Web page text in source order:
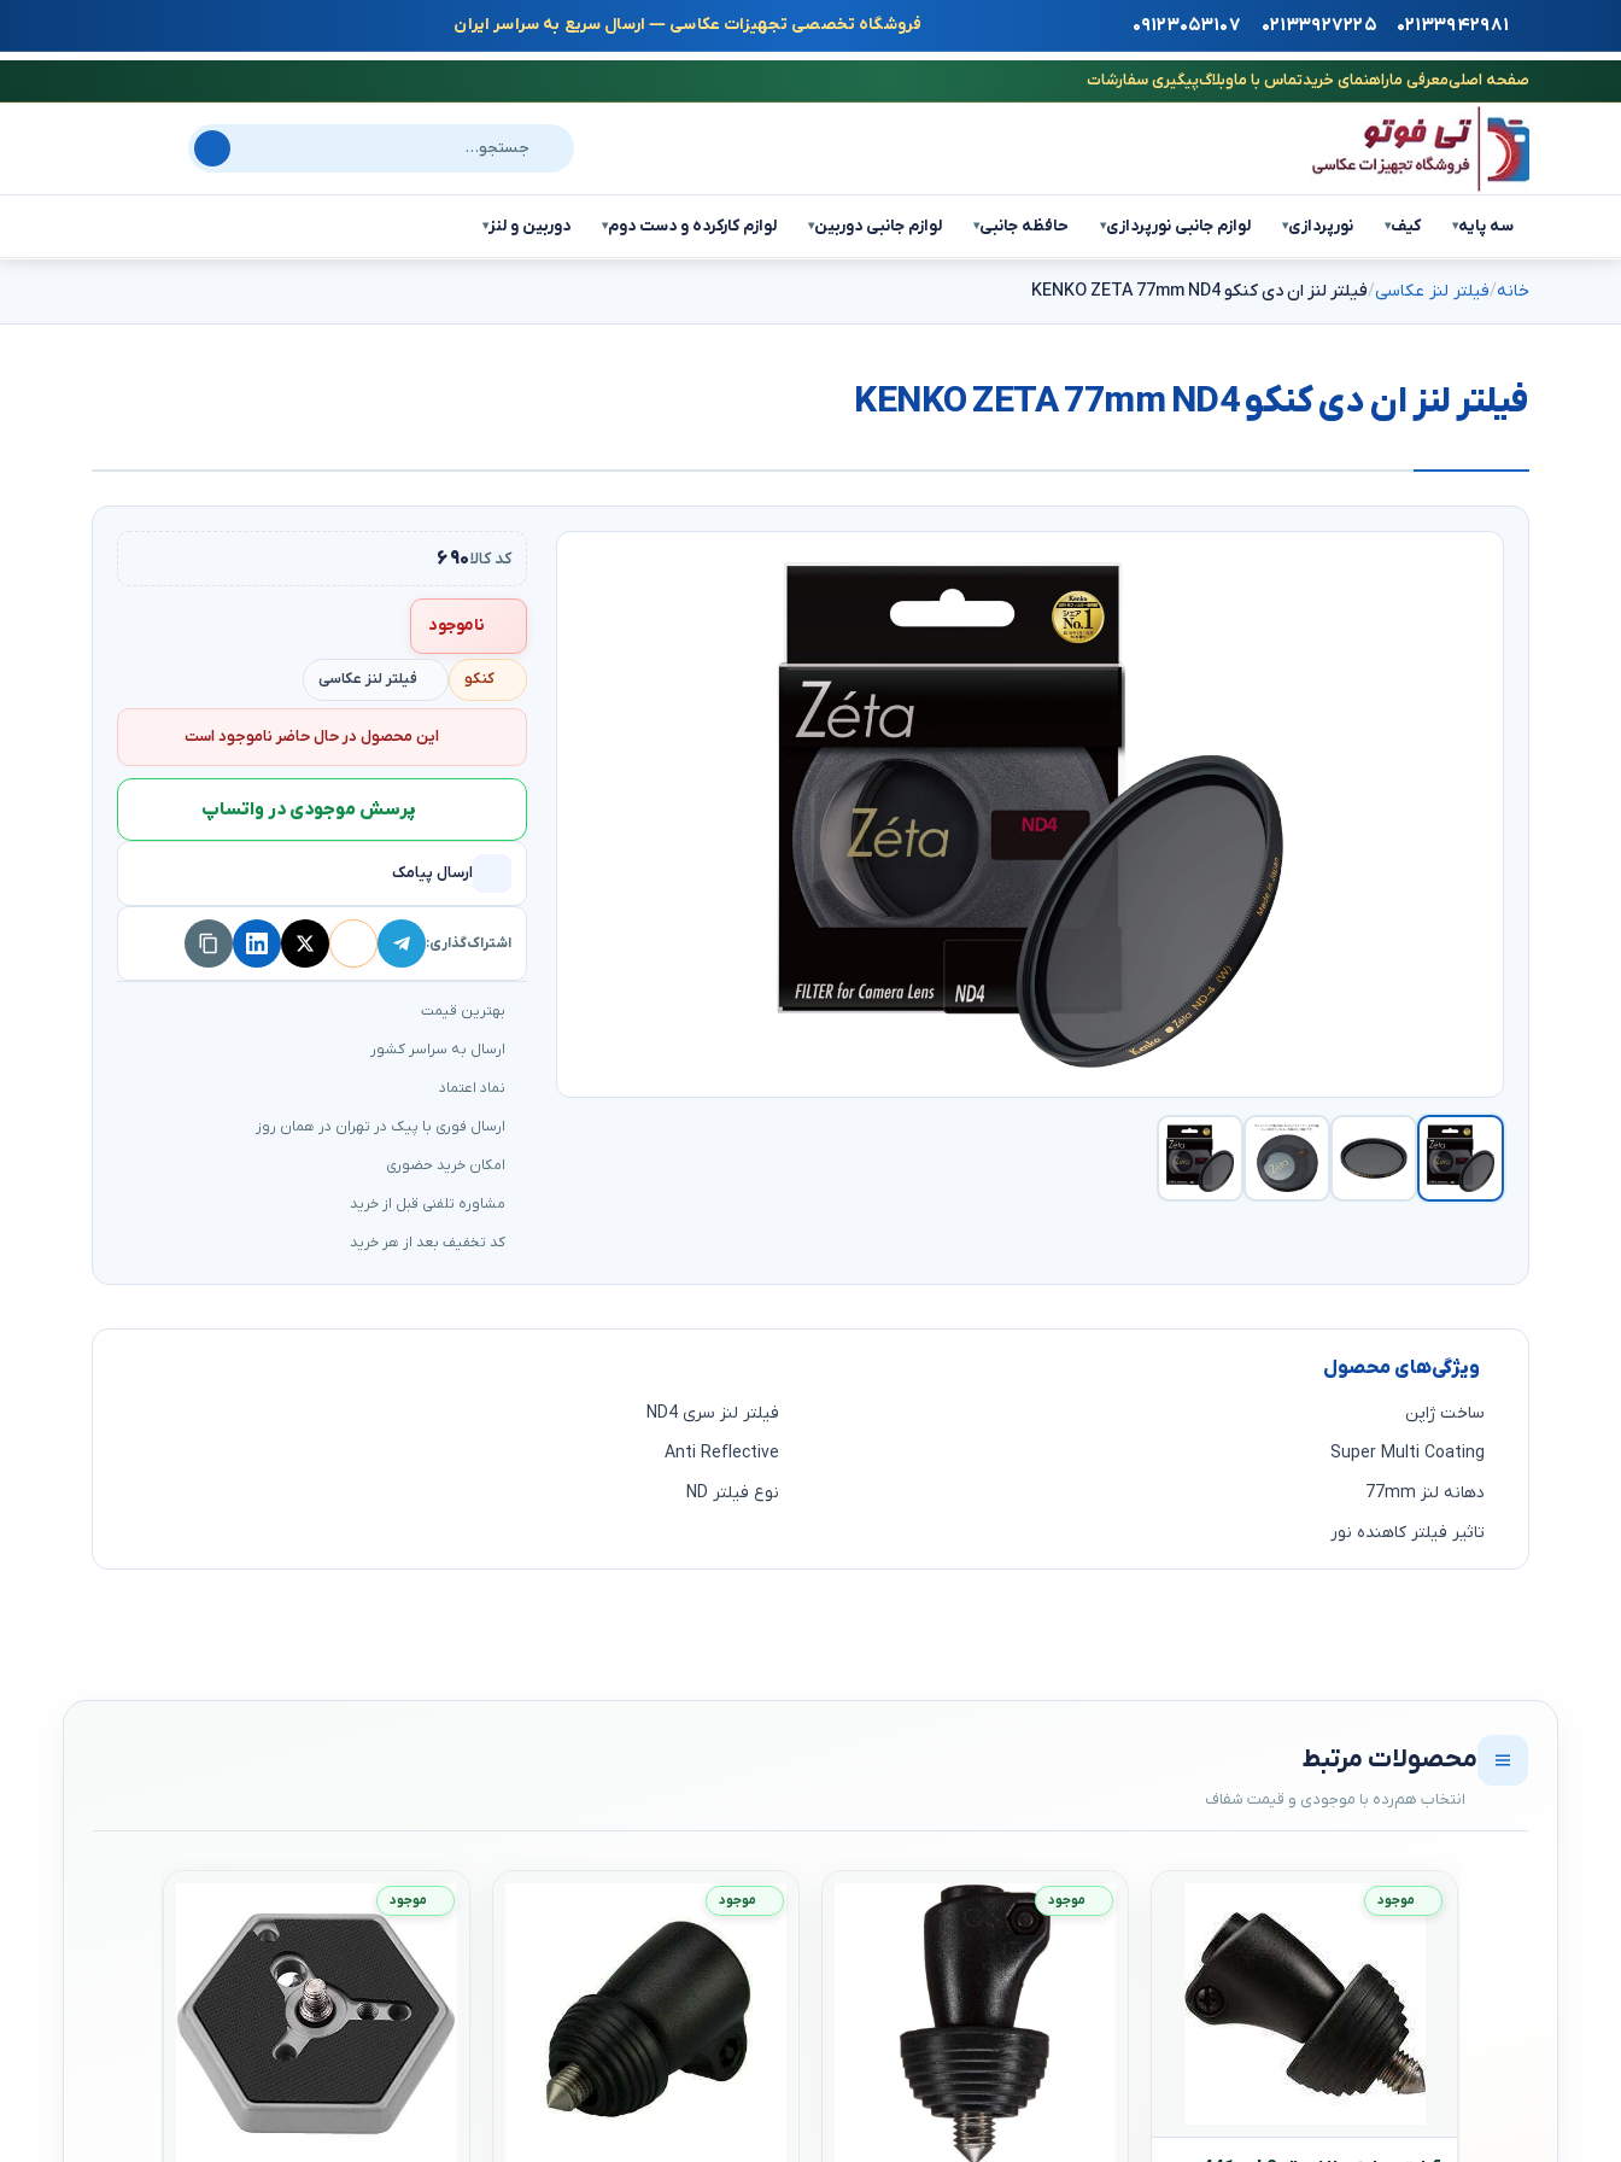
۰۲۱۳۳۹۴۲۹۸۱ ۰۲۱۳۳۹۲۷۲۲۵ ۰۹۱۲۳۰۵۳۱۰۷ فروشگاه تخصصی تجهیزات عکاسی — ارسال سریع به سراسر ایران
صفحه اصلیمعرفی ماراهنمای خریدتماس با ماوبلاگپیگیری سفارشات
جستجو در سایت
سه پایه▾ کیف▾ نورپردازی▾ لوازم جانبی نورپردازی▾ حافظه جانبی▾ لوازم جانبی دوربین▾ لوازم کارکرده و دست دوم▾ دوربین و لنز▾
خانه فیلتر لنز عکاسی فیلتر لنز ان دی کنکو KENKO ZETA 77mm ND4
فیلتر لنز ان دی کنکو KENKO ZETA 77mm ND4
کد کالا۶۹۰
ناموجود
کنکو فیلتر لنز عکاسی
این محصول در حال حاضر ناموجود است
پرسش موجودی در واتساپ
ارسال پیامک
اشتراک‌گذاری:
بهترین قیمت
ارسال به سراسر کشور
نماد اعتماد
ارسال فوری با پیک در تهران در همان روز
امکان خرید حضوری
مشاوره تلفنی قبل از خرید
کد تخفیف بعد از هر خرید
ویژگی‌های محصول
ساخت ژاپن
فیلتر لنز سری ND4
Super Multi Coating
Anti Reflective
دهانه لنز 77mm
نوع فیلتر ND
تاثیر فیلتر کاهنده نور
محصولات مرتبط
موجود موجود موجود موجود